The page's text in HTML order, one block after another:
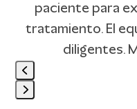
right
arrow
to
access
paciente para
tratamiento. El
diligentes.